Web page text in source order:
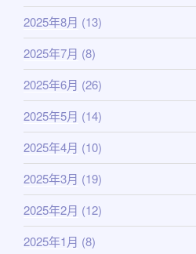
2025年8月 (13)
2025年7月 (8)
2025年6月 (26)
2025年5月 (14)
2025年4月 (10)
2025年3月 (19)
2025年2月 (12)
2025年1月 (8)